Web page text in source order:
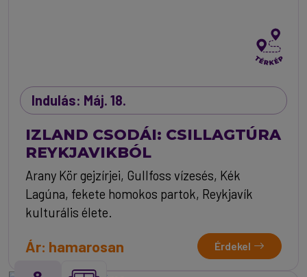
Indulás: Máj. 18.
IZLAND CSODÁI: CSILLAGTÚRA
REYKJAVIKBÓL
Arany Kör gejzírjei, Gullfoss vízesés, Kék
Lagúna, fekete homokos partok, Reykjavík
kulturális élete.
Ár: hamarosan Érdekel